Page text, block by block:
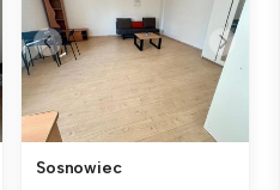
Sosnowiec